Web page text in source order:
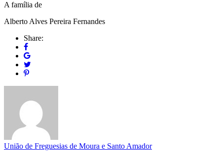
A família de
Alberto Alves Pereira Fernandes
Share:
União de Freguesias de Moura e Santo Amador